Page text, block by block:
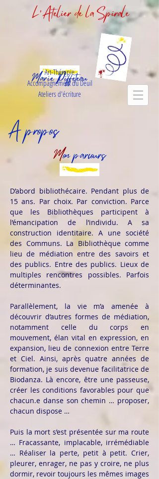
L'Atelier de la Spirale
Art-Thérapie
Accompagnement du Deuil
Ateliers d'écriture
Marie Piffeteau
À propos
Mon parcours
D’abord bibliothécaire. Pendant plus de
15 ans. Par choix. Par conviction. Parce
que les Bibliothèques participent à
l’émancipation de l’individu. A sa
construction identitaire. A une société
des Communs. La Bibliothèque comme
lieu de médiation entre des savoirs et
des publics. Entre des publics. Lieux de
multiples rencontres possibles. Parfois
déterminantes.
Parallèlement, la vie m’a amenée à
découvrir d’autres formes de médiation,
notamment celle du corps en
mouvement, élan vital en expression, en
expansion, lieu de connexion entre Terre
et Ciel. Ainsi, après quatre années de
formation, je suis devenue facilitatrice de
Biodanza. Là encore, être une passeuse,
créer les conditions favorables pour que
chacun.e danse son chemin … proposer,
chacun dispose …
Puis la mort s’est présentée sur ma route
… Fracassante, implacable, irrémédiable
… Réaliser la perte, petit à petit. Crier,
pleurer, enrager, ne pas y croire, ne plus
dormir, revoir toujours les mêmes images